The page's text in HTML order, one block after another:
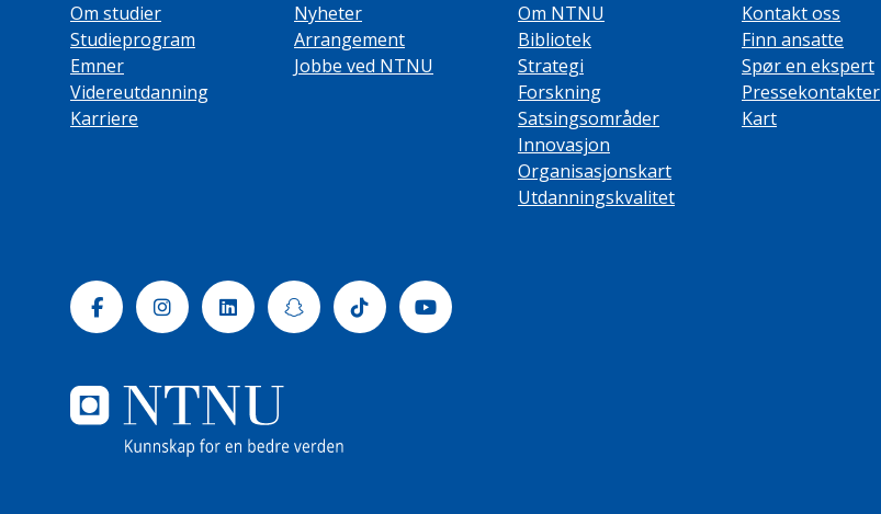
Om studier
Studieprogram
Emner
Videreutdanning
Karriere
Nyheter
Arrangement
Jobbe ved NTNU
Om NTNU
Bibliotek
Strategi
Forskning
Satsingsområder
Innovasjon
Organisasjonskart
Utdanningskvalitet
Kontakt oss
Finn ansatte
Spør en ekspert
Pressekontakter
Kart
FacebookInstagramLinkedinSnapchatTiktok Youtube